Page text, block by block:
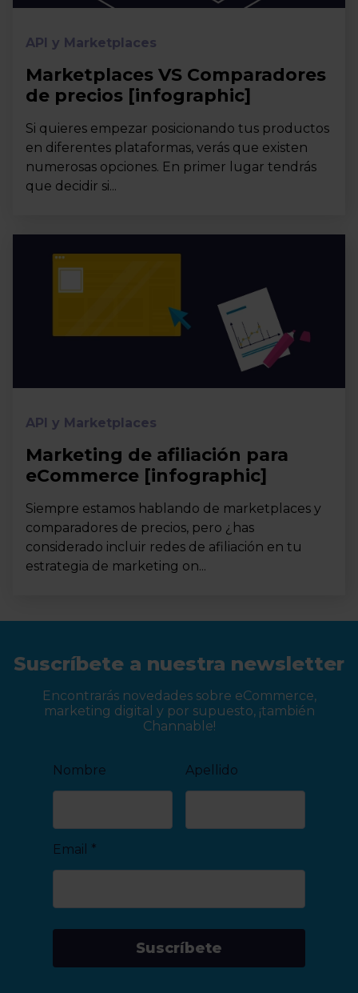
API y Marketplaces
Marketplaces VS Comparadores
de precios [infographic]
Si quieres empezar posicionando tus productos
en diferentes plataformas, verás que existen
numerosas opciones. En primer lugar tendrás
que decidir si...
API y Marketplaces
Marketing de afiliación para
eCommerce [infographic]
Siempre estamos hablando de marketplaces y
comparadores de precios, pero ¿has
considerado incluir redes de afiliación en tu
estrategia de marketing on...
Suscríbete a nuestra newsletter
Encontrarás novedades sobre eCommerce,
marketing digital y por supuesto, ¡también
Channable!
Nombre Apellido
Email *
Suscríbete